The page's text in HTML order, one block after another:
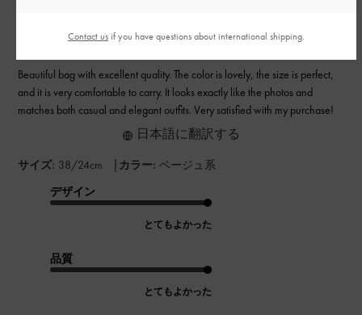
Beautiful bag with excellent quality. The color is lovely, the size is perfect,
and it is very comfortable to carry. It looks exactly like the photos and
matches both casual and elegant outfits. Very satisfied with my purchase!
サイズ: 38/24cm | カラー: ベージュ系
デザイン
とてもよかった
品質
とてもよかった
日本語に翻訳する
Contact usif you have questions about international shipping.